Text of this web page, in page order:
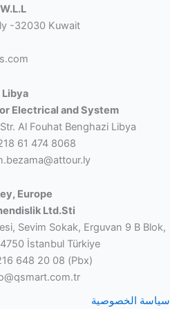
-32030 Kuwait
Libya
Electrical and System
Al Fouhat Benghazi Libya
61 474 8068
Europe
Ltd.Sti
Sevim Sokak, Erguvan 9 B Blok,
İstanbul Türkiye
648 20 08 (Pbx)
سياسة الخصوصية